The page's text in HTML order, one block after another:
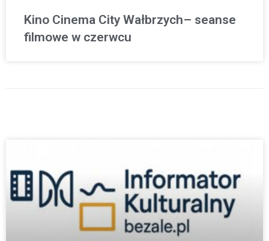
Kino Cinema City Wałbrzych– seanse
filmowe w czerwcu